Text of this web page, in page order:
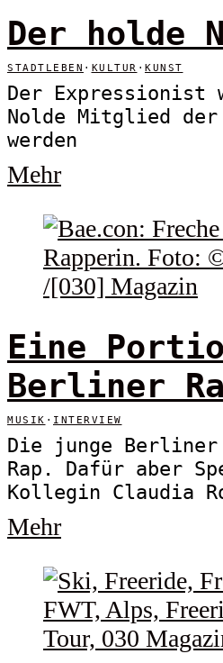
Der holde
STADTLEBEN · KULTUR · KUNST
Der Expressionist
Nolde Mitglied der
werden
Mehr
Eine
Berliner
MUSIK · INTERVIEW
Die junge Berliner
Rap. Dafür aber
Kollegin Claudia
Mehr